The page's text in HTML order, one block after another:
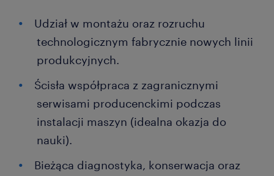
Udział w montażu oraz rozruchu
technologicznym fabrycznie nowych linii
produkcyjnych.
Ścisła współpraca z zagranicznymi
serwisami producenckimi podczas
instalacji maszyn (idealna okazja do
nauki).
Bieżąca diagnostyka, konserwacja oraz